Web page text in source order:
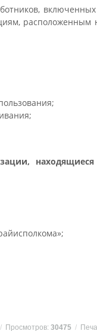
расположенным
/ Просмотров: 30475 /